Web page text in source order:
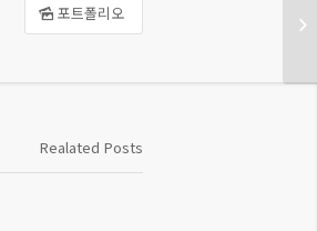
포트폴리오
Realated Posts